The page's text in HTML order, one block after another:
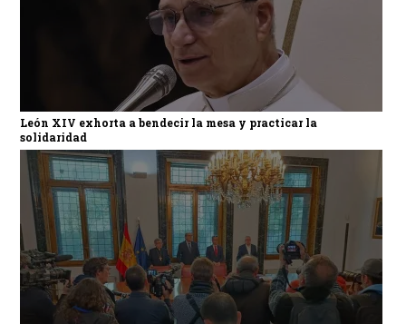
León XIV exhorta a bendecir la mesa y practicar la
solidaridad